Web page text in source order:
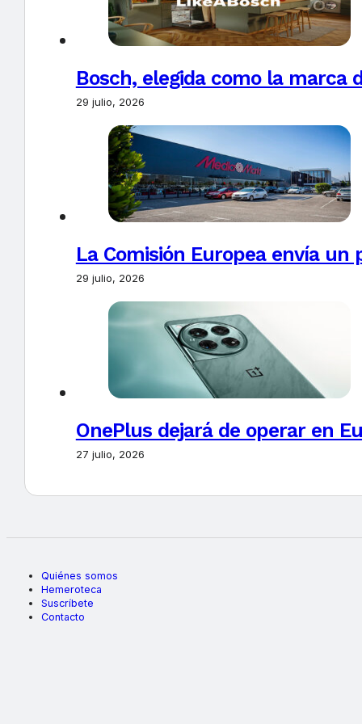
Bosch, elegida como la marca
29 julio, 2026
La Comisión Europea envía un
29 julio, 2026
OnePlus dejará de operar en
27 julio, 2026
Quiénes somos
Hemeroteca
Suscríbete
Contacto